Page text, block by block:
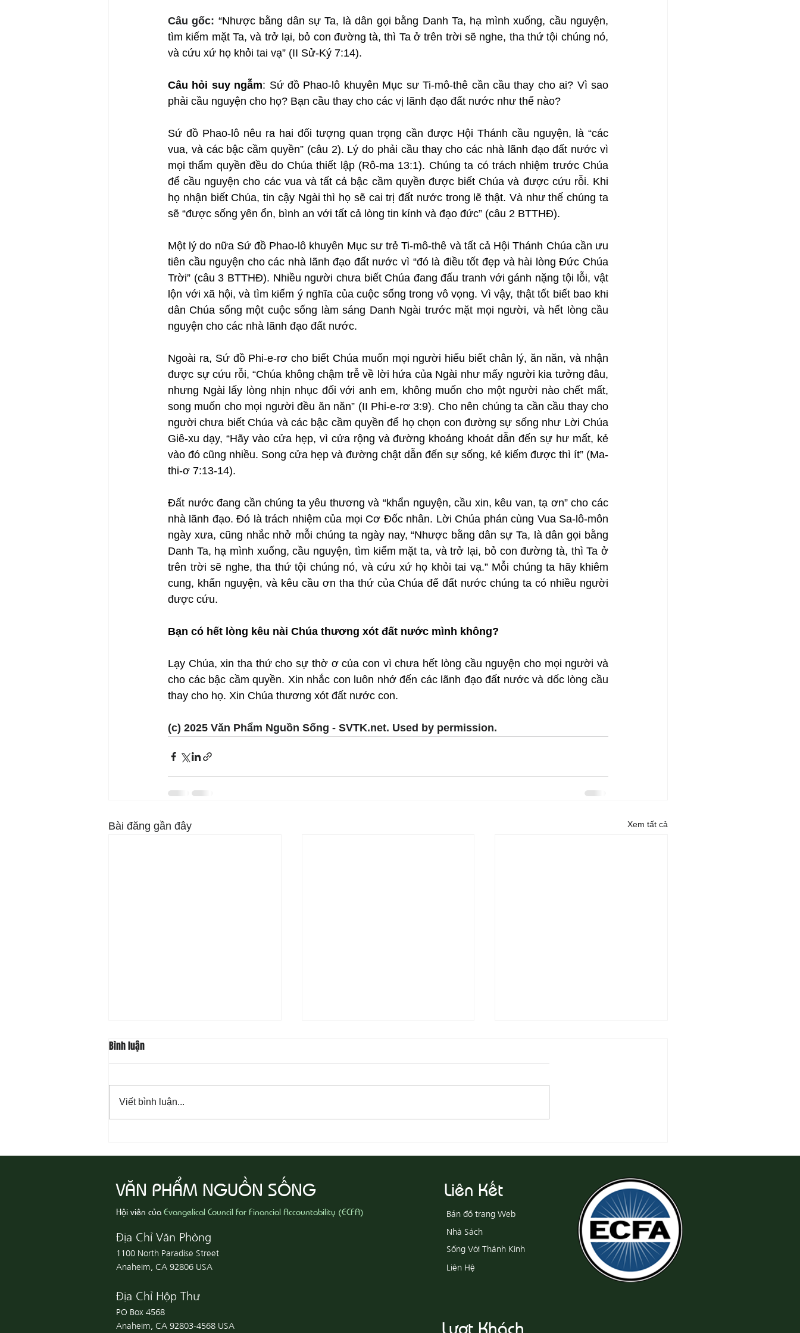
Câu gốc: “Nhược bằng dân sự Ta, là dân gọi bằng Danh Ta, hạ mình xuống, cầu nguyện,
tìm kiếm mặt Ta, và trở lại, bỏ con đường tà, thì Ta ở trên trời sẽ nghe, tha thứ tội chúng nó,
và cứu xứ họ khỏi tai vạ” (II Sử-Ký 7:14).
Câu hỏi suy ngẫm: Sứ đồ Phao-lô khuyên Mục sư Ti-mô-thê cần cầu thay cho ai? Vì sao
phải cầu nguyện cho họ? Bạn cầu thay cho các vị lãnh đạo đất nước như thế nào?
Sứ đồ Phao-lô nêu ra hai đối tượng quan trọng cần được Hội Thánh cầu nguyện, là “các
vua, và các bậc cầm quyền” (câu 2). Lý do phải cầu thay cho các nhà lãnh đạo đất nước vì
mọi thẩm quyền đều do Chúa thiết lập (Rô-ma 13:1). Chúng ta có trách nhiệm trước Chúa
để cầu nguyện cho các vua và tất cả bậc cầm quyền được biết Chúa và được cứu rỗi. Khi
họ nhận biết Chúa, tin cậy Ngài thì họ sẽ cai trị đất nước trong lẽ thật. Và như thế chúng ta
sẽ “được sống yên ổn, bình an với tất cả lòng tin kính và đạo đức” (câu 2 BTTHĐ).
Một lý do nữa Sứ đồ Phao-lô khuyên Mục sư trẻ Ti-mô-thê và tất cả Hội Thánh Chúa cần ưu
tiên cầu nguyện cho các nhà lãnh đạo đất nước vì “đó là điều tốt đẹp và hài lòng Đức Chúa
Trời” (câu 3 BTTHĐ). Nhiều người chưa biết Chúa đang đấu tranh với gánh nặng tội lỗi, vật
lộn với xã hội, và tìm kiếm ý nghĩa của cuộc sống trong vô vọng. Vì vậy, thật tốt biết bao khi
dân Chúa sống một cuộc sống làm sáng Danh Ngài trước mặt mọi người, và hết lòng cầu
nguyện cho các nhà lãnh đạo đất nước.
Ngoài ra, Sứ đồ Phi-e-rơ cho biết Chúa muốn mọi người hiểu biết chân lý, ăn năn, và nhận
được sự cứu rỗi, “Chúa không chậm trễ về lời hứa của Ngài như mấy người kia tưởng đâu,
nhưng Ngài lấy lòng nhịn nhục đối với anh em, không muốn cho một người nào chết mất,
song muốn cho mọi người đều ăn năn” (II Phi-e-rơ 3:9). Cho nên chúng ta cần cầu thay cho
người chưa biết Chúa và các bậc cầm quyền để họ chọn con đường sự sống như Lời Chúa
Giê-xu dạy, “Hãy vào cửa hẹp, vì cửa rộng và đường khoảng khoát dẫn đến sự hư mất, kẻ
vào đó cũng nhiều. Song cửa hẹp và đường chật dẫn đến sự sống, kẻ kiếm được thì ít” (Ma-
thi-ơ 7:13-14).
Đất nước đang cần chúng ta yêu thương và “khẩn nguyện, cầu xin, kêu van, tạ ơn” cho các
nhà lãnh đạo. Đó là trách nhiệm của mọi Cơ Đốc nhân. Lời Chúa phán cùng Vua Sa-lô-môn
ngày xưa, cũng nhắc nhở mỗi chúng ta ngày nay, “Nhược bằng dân sự Ta, là dân gọi bằng
Danh Ta, hạ mình xuống, cầu nguyện, tìm kiếm mặt ta, và trở lại, bỏ con đường tà, thì Ta ở
trên trời sẽ nghe, tha thứ tội chúng nó, và cứu xứ họ khỏi tai vạ.” Mỗi chúng ta hãy khiêm
cung, khẩn nguyện, và kêu cầu ơn tha thứ của Chúa để đất nước chúng ta có nhiều người
được cứu.
Bạn có hết lòng kêu nài Chúa thương xót đất nước mình không?
Lạy Chúa, xin tha thứ cho sự thờ ơ của con vì chưa hết lòng cầu nguyện cho mọi người và
cho các bậc cầm quyền. Xin nhắc con luôn nhớ đến các lãnh đạo đất nước và dốc lòng cầu
thay cho họ. Xin Chúa thương xót đất nước con.
(c) 2025 Văn Phẩm Nguồn Sống - SVTK.net. Used by permission.
Bài đăng gần đây Xem tất cả
Khổ
Ác
Bình luận
Viết bình luận...
VĂN PHẨM NGUỒN SỐNG
Hội viên củaEvangelical Council for Financial Accountability (ECFA)
Địa Chỉ Văn Phòng
1100 North Paradise Street
Anaheim, CA 92806 USA
Địa Chỉ Hộp Thư
PO Box 4568
Anaheim, CA 92803-4568 USA
Liên Kết
Bản đồ trang Web
Nhà Sách
Sống Với Thánh Kinh
Liên Hệ
Lượt Khách